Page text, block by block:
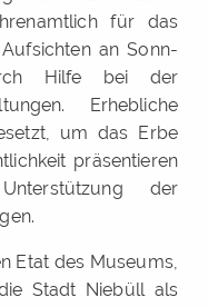
für das
an Sonn-
Hilfe bei der
Erhebliche
um das Erbe
präsentieren
der
Etat des Museums,
Stadt Niebüll als